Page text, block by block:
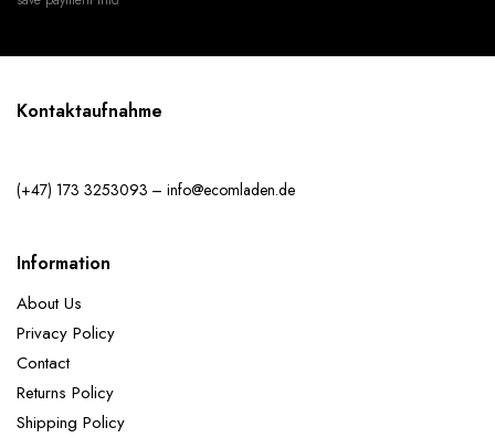
Kontaktaufnahme
(+47) 173 3253093 – info@ecomladen.de
Information
About Us
Privacy Policy
Contact
Returns Policy
Shipping Policy